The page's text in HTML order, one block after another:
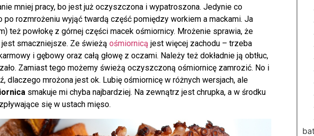
mniej pracy, bo jest już oczyszczona i wypatroszona. Jedynie co
po rozmrożeniu wyjąć twardą część pomiędzy workiem a mackami. Ja
też powłokę z górnej części macek ośmiornicy. Mrożenie sprawia, że
smaczniejsze. Ze świeżą ośmiornicą jest więcej zachodu – trzeba
i gębowy oraz całą głowę z oczami. Należy też dokładnie ją obtłuc,
Zamiast tego możemy świeżą oczyszczoną ośmiornicę zamrozić. No i
dlaczego mrożona jest ok. Lubię ośmiornicę w różnych wersjach, ale
smakuje mi chyba najbardziej. Na zewnątrz jest chrupka, a w środku
się w ustach mięso.